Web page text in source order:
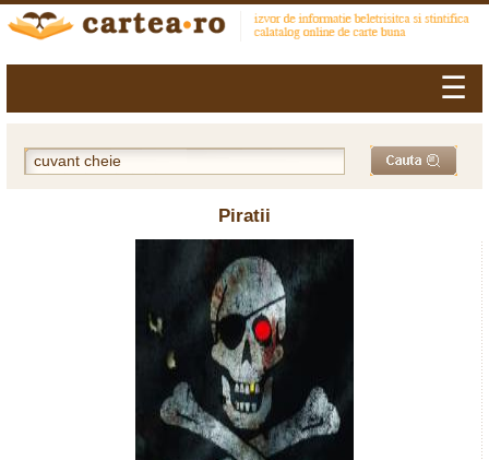
☰
Piratii